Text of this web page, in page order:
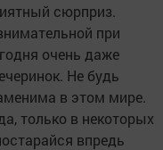
сюрприз.
при
очень даже
Не будь
в этом мире.
только в некоторых
впредь